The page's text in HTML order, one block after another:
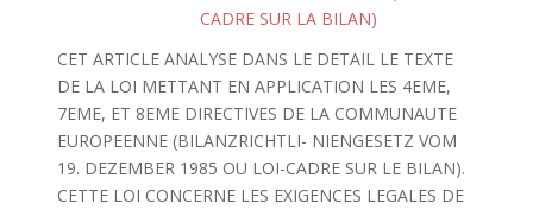
CADRE SUR LA BILAN)
CET ARTICLE ANALYSE DANS LE DETAIL LE TEXTE
DE LA LOI METTANT EN APPLICATION LES 4EME,
7EME, ET 8EME DIRECTIVES DE LA COMMUNAUTE
EUROPEENNE (BILANZRICHTLI- NIENGESETZ VOM
19. DEZEMBER 1985 OU LOI-CADRE SUR LE BILAN).
CETTE LOI CONCERNE LES EXIGENCES LEGALES DE